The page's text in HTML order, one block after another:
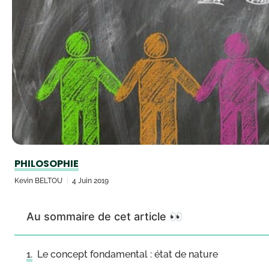
PHILOSOPHIE
Kevin BELTOU 4 Juin 2019
Au sommaire de cet article 👀
Le concept fondamental : état de nature